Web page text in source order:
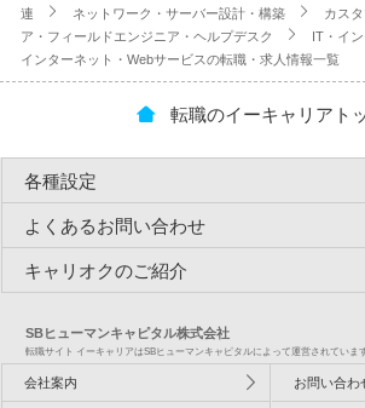
連
ネットワーク・サーバー設計・構築
カス
ア・フィールドエンジニア・ヘルプデスク
IT・イ
インターネット・Webサービスの転職・求人情報一覧
転職のイーキャリアト
各種設定
よくあるお問い合わせ
キャリオクのご紹介
SBヒューマンキャピタル株式会社
転職サイト イーキャリアはSBヒューマンキャピタルによって運営されています
会社案内 お問い合わ